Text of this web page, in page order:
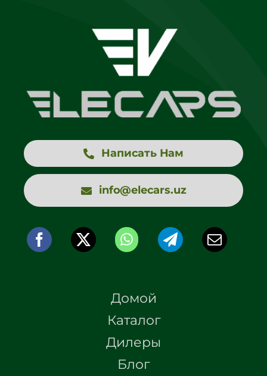
Написать Нам
info@elecars.uz
Домой
Каталог
Дилеры
Блог